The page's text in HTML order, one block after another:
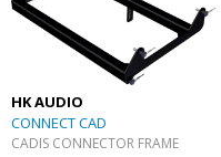
HK AUDIO
CONNECT CAD
CADIS CONNECTOR FRAME